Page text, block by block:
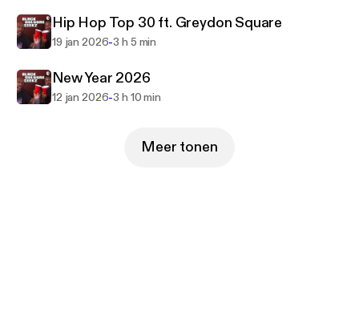
Hip Hop Top 30 ft. Greydon Square
19 jan 2026-3 h 5 min
New Year 2026
12 jan 2026-3 h 10 min
Meer tonen